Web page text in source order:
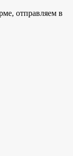
отправляем в